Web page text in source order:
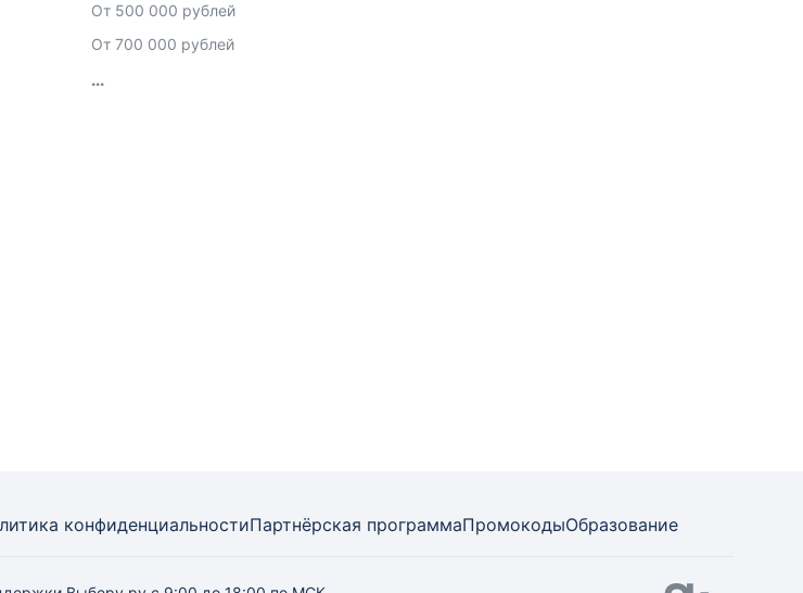
От 500 000 рублей
От 700 000 рублей
конфиденциальностиПартнёрская программаПромокодыОбразование